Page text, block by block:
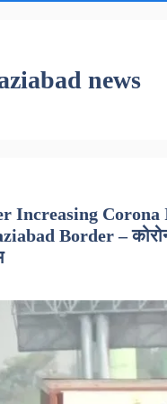
news
Increasing
Border –